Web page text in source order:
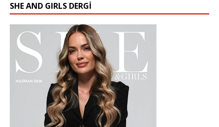
SHE AND GIRLS DERGİ